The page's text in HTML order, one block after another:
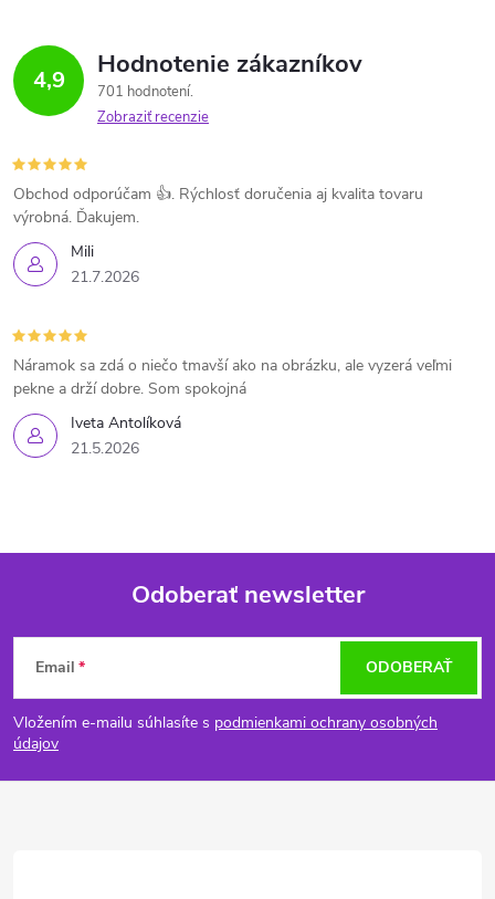
4,9 Hodnotenie zákazníkov
701 hodnotení
Zobraziť recenzie
Mili
21.7.2026
Obchod odporúčam 👍. Rýchlosť doručenia aj kvalita tovaru
výrobná. Ďakujem.
Iveta Antolíková
21.5.2026
Náramok sa zdá o niečo tmavší ako na obrázku, ale vyzerá veľmi
pekne a drží dobre. Som spokojná
Z
á
p
Odoberať newsletter
Email
Vložením e-mailu súhlasíte s podmienkami ochrany osobných
údajov
ODOBERAŤ